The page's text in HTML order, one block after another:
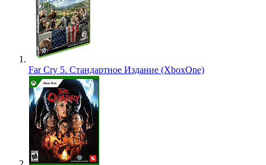
Far Cry 5. Стандартное Издание (XboxOne)